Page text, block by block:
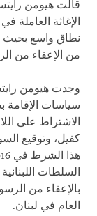
قالت هيومن
الإغاثة العاملة
نطاق واسع بحيث
من الإعفاء من
وجدت هيومن
سياسات
الاشتراط على
كفيل، وتوقيع
السلطات
بالإعفاء من
العام في لبنان.